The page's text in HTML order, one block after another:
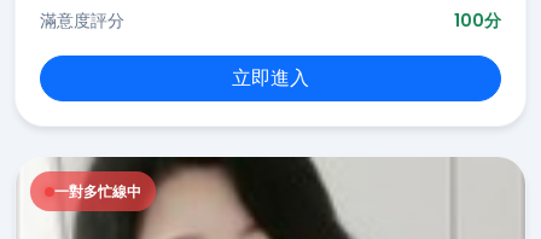
滿意度評分
100分
立即進入
一對多忙線中